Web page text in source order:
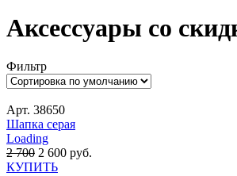
Аксессуары со
Фильтр
Арт. 38650
Шапка серая
Loading
2 700 2 600 руб.
КУПИТЬ